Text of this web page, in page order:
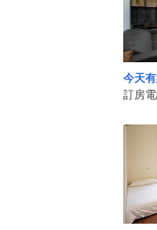
今天
訂房電